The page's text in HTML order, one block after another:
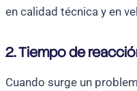
en calidad técnica y en
2. Tiempo de
Cuando surge un